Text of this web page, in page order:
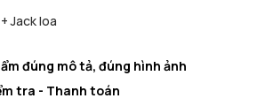
Jack loa
đúng mô tả, đúng hình ảnh
tra - Thanh toán